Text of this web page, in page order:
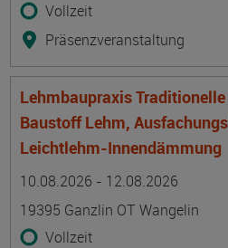
Vollzeit
Präsenzveranstaltung
Lehmbaupraxis
Baustoff Lehm,
Leichtlehm-Innendämmung
10.08.2026 - 12.08.2026
19395 Ganzlin OT Wangelin
Vollzeit